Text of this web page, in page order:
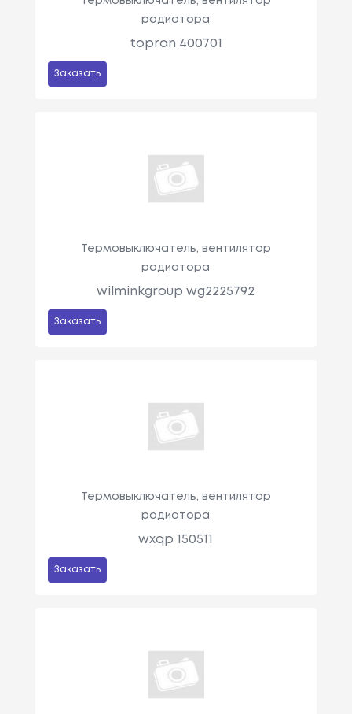
радиатора
topran 400701
Заказать
Термовыключатель, вентилятор
радиатора
wilminkgroup wg2225792
Заказать
Термовыключатель, вентилятор
радиатора
wxqp 150511
Заказать